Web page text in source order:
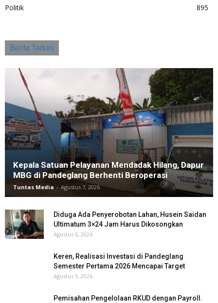
Politik
895
Berita Terkini
Kepala Satuan Pelayanan Mendadak Hilang, Dapur
MBG di Pandeglang Berhenti Beroperasi
Tuntas Media - Agustus 7, 2026
Diduga Ada Penyerobotan Lahan, Husein Saidan
Ultimatum 3×24 Jam Harus Dikosongkan
Agustus 6, 2026
Keren, Realisasi Investasi di Pandeglang
Semester Pertama 2026 Mencapai Target
Agustus 5, 2026
Pemisahan Pengelolaan RKUD dengan Payroll.